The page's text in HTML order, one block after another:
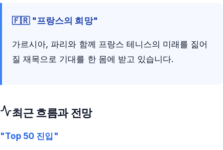
🇫🇷 "프랑스의 희망"
가르시아, 파리와 함께 프랑스 테니스의 미래를 짊어
질 재목으로 기대를 한 몸에 받고 있습니다.
최근 흐름과 전망
"Top 50 진입"